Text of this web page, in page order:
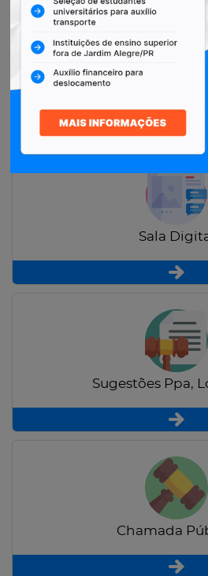
Restituição de
Sala
Sugestões Ppa,
Chamada